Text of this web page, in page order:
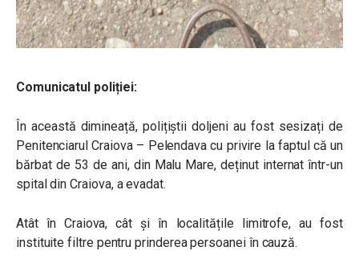
Comunicatul poliției:
În această dimineață, polițiștii doljeni au fost sesizați de
Penitenciarul Craiova – Pelendava cu privire la faptul că un
bărbat de 53 de ani, din Malu Mare, deținut internat într-un
spital din Craiova, a evadat.
Atât în Craiova, cât și în localitățile limitrofe, au fost
instituite filtre pentru prinderea persoanei în cauză.